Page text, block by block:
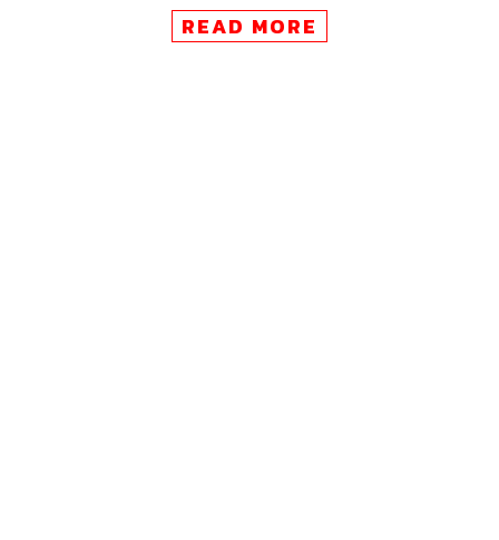
ในบางกรณีมีมาตรการแยกบุคคลออกจากชุมชนเพื่อสังเกต
READ MORE